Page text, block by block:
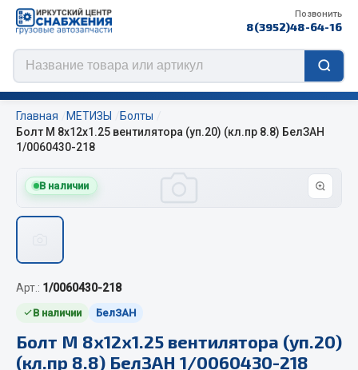
Позвонить
8(3952)48-64-16
ЦЕПИ РОССИЯ
Изготовление цепей на колеса BOHU
QITONG
Весь раздел
Отопители салона, подогреватели
Главная МЕТИЗЫ
Болты
Болт М 8х12х1.25 вентилятора (уп.20) (кл.пр 8.8) БелЗАН
1/0060430-218
В наличии
Арт.: 1/0060430-218
В наличии БелЗАН
Болт М 8х12х1.25 вентилятора (уп.20)
(кл.пр 8.8) БелЗАН 1/0060430-218